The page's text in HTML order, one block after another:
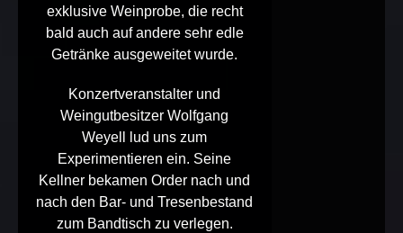
exklusive Weinprobe, die recht
bald auch auf andere sehr edle
Getränke ausgeweitet wurde.
Konzertveranstalter und
WeingutbesitzerWolfgang
Weyell
lud uns zum
Experimentieren ein. Seine
Kellner bekamen Order nach und
nach den Bar- und Tresenbestand
zum Bandtisch zu verlegen.